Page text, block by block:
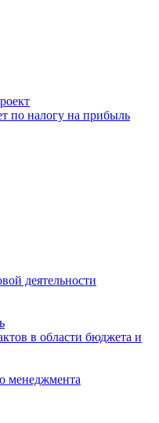
по налогу на прибыль
деятельности
в области бюджета и
менеджмента